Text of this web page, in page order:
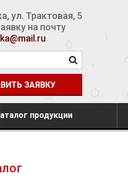
, ул. Трактовая, 5
на почту
ЗАЯВКУ
продукции